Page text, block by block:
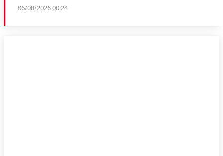
06/08/2026 00:24